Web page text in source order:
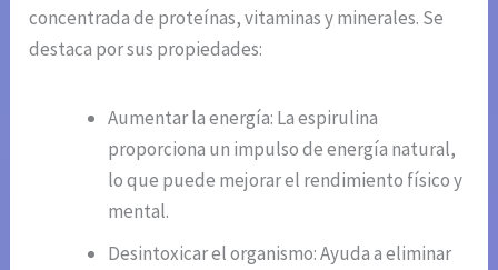
concentrada de proteínas, vitaminas y minerales. Se
destaca por sus propiedades:
Aumentar la energía: La espirulina
proporciona un impulso de energía natural,
lo que puede mejorar el rendimiento físico y
mental.
Desintoxicar el organismo: Ayuda a eliminar